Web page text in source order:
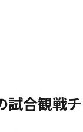
試合観戦